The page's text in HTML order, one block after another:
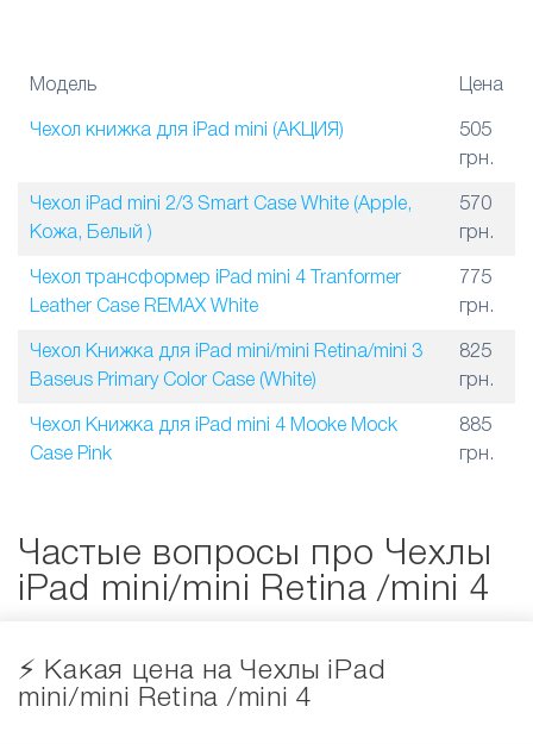
Модель Цена
Чехол книжка для iPad mini (АКЦИЯ)
505
грн.
Чехол iPad mini 2/3 Smart Case White (Apple,
Кожа, Белый )
570
грн.
Чехол трансформер iPad mini 4 Tranformer
Leather Case REMAX White
775
грн.
Чехол Книжка для iPad mini/mini Retina/mini 3
Baseus Primary Color Case (White)
825
грн.
Чехол Книжка для iPad mini 4 Mooke Mock
Case Pink
885
грн.
Частые вопросы про Чехлы
iPad mini/mini Retina /mini 4
⚡️ Какая цена на Чехлы iPad
mini/mini Retina /mini 4